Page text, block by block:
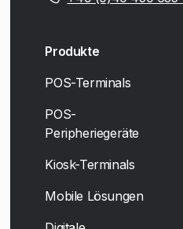
Produkte
POS-Terminals
POS-
Peripheriegeräte
Kiosk-Terminals
Mobile Lösungen